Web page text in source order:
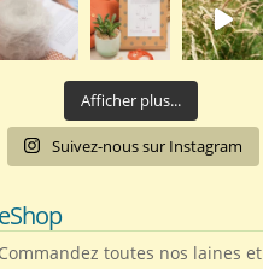
Afficher plus...
Suivez-nous sur Instagram
eShop
Commandez toutes nos laines et